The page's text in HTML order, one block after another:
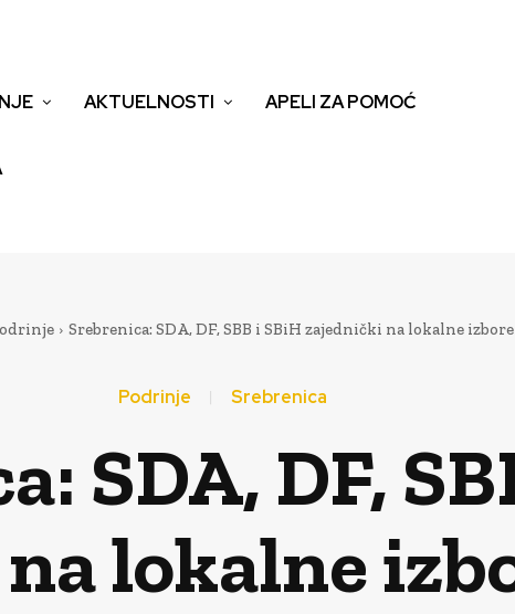
AKTUELNOSTI APELI ZA POMOĆ
Srebrenica: SDA, DF, SBB i SBiH zajednički na lokalne
Podrinje Srebrenica
SDA, DF,
lokalne